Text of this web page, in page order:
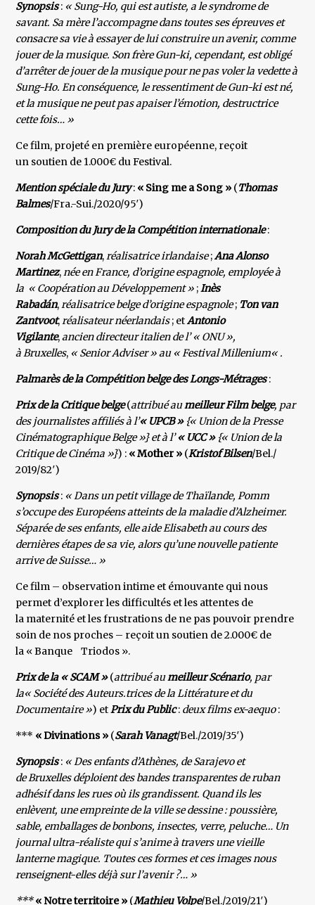
Synopsis: « Sung-Ho, qui est autiste, a le syndrome de
savant. Sa mère l’accompagne dans toutes ses épreuves et
consacre sa vie à essayer de lui construire un avenir, comme
jouer de la musique. Son frère Gun-ki, cependant, est obligé
d’arrêter de jouer de la musique pour ne pas voler la vedette à
Sung-Ho. En conséquence, le ressentiment de Gun-ki est né,
et la musique ne peut pas apaiser l’émotion, destructrice
cette fois… »
Ce film, projeté en première européenne, reçoit
un soutien de 1.000€ du Festival.
Mention spéciale du Jury: « Sing me a Song » (Thomas
Balmes/Fra.-Sui./2020/95′)
Composition du Jury de la Compétition internationale:
Norah McGettigan,réalisatrice irlandaise;Ana Alonso
Martinez,née en France, d’origine espagnole, employée à
la «Coopération au Développement » ;Inès
Rabadán,réalisatrice belge d’origine espagnole; Ton van
Zantvoot,réalisateur néerlandais; etAntonio
Vigilante,ancien directeur italien de l’ « ONU »,
à Bruxelles, « Senior Adviser » au « Festival Millenium« .
Palmarès de la Compétition belge des Longs-Métrages:
Prix de la Critique belge(attribué aumeilleur Film belge, par
des journalistes affiliés à l’« UPCB » {« Union de la Presse
Cinématographique Belge »} et à l’« UCC » {« Union de la
Critique de Cinéma »}) : « Mother » (Kristof Bilsen/Bel./
2019/82′)
Synopsis: « Dans un petit village de Thaïlande, Pomm
s’occupe des Européens atteints de la maladie d’Alzheimer.
Séparée de ses enfants, elle aide Elisabeth au cours des
dernières étapes de sa vie, alors qu’une nouvelle patiente
arrive de Suisse… »
Ce film – observation intime et émouvante qui nous
permet d’explorer les difficultés et les attentes de
la maternité et les frustrations de ne pas pouvoir prendre
soin de nos proches – reçoit un soutien de 2.000€ de
la « Banque Triodos ».
Prix de la « SCAM »(attribué aumeilleur Scénario, par
la« Société des Auteurs.trices de la Littérature et du
Documentaire ») etPrix du Public: deux films ex-aequo:
*** « Divinations » (Sarah Vanagt/Bel./2019/35′)
Synopsis: « Des enfants d’Athènes, de Sarajevo et
de Bruxelles déploient des bandes transparentes de ruban
adhésif dans les rues où ils grandissent. Quand ils les
enlèvent, une empreinte de la ville se dessine : poussière,
sable, emballages de bonbons, insectes, verre, peluche… Un
journal ultra-réaliste qui s’anime à travers une vieille
lanterne magique. Toutes ces formes et ces images nous
renseignent-elles déjà sur l’avenir ?… »
***« Notre territoire » (Mathieu Volpe/Bel./2019/21′)